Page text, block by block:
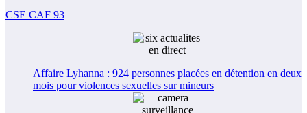
CSE CAF 93
Affaire Lyhanna : 924 personnes placées en détention en deux
mois pour violences sexuelles sur mineurs